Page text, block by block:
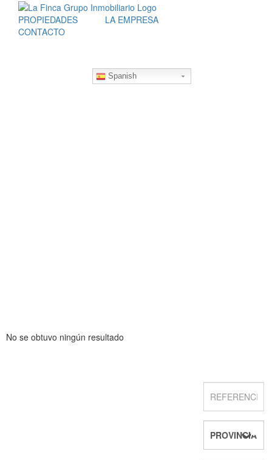
content
PROPIEDADES
LA EMPRESA
CONTACTO
Spanish
No se obtuvo ningún resultado